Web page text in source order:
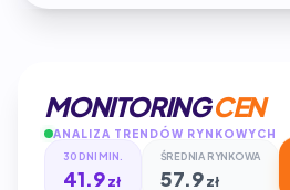
MONITORINGCEN
ANALIZA TRENDÓW RYNKOWYCH
30 DNI MIN.
41.9 zł
ŚREDNIA RYNKOWA
57.9 zł